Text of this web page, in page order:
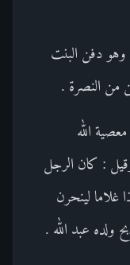
وهو دفن البنت
من النصرة .
الله
: كان الرجل
غلاما لينحرن
ولده عبد الله .